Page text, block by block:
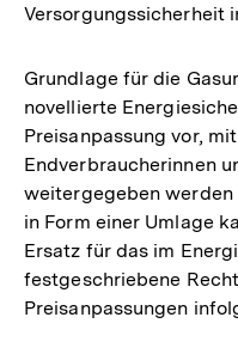
Versorgungssicherheit
Grundlage für die
novellierte
Preisanpassung vor,
Endverbraucherinnen
weitergegeben werden
in Form einer Umlage
Ersatz für das im
festgeschriebene
Preisanpassungen